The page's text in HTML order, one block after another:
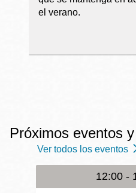
el verano.
Próximos eventos
Ver todos los eventos
12:00 -